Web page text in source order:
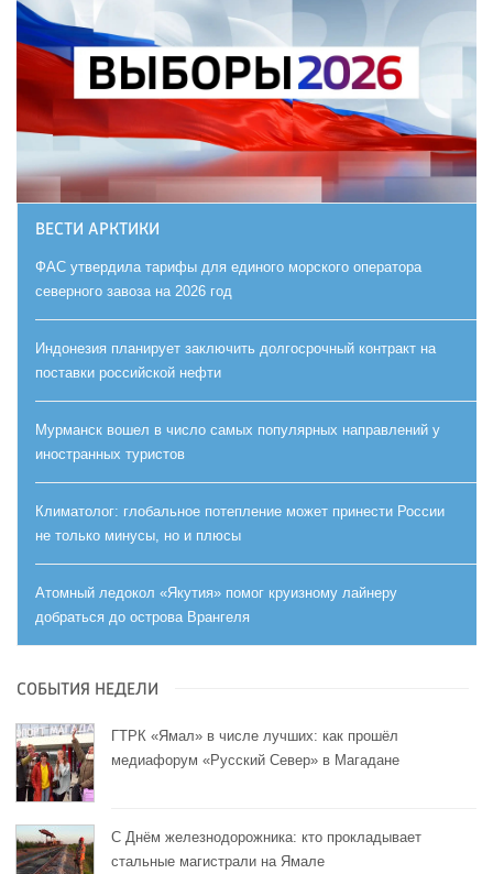
ВЕСТИ АРКТИКИ
ФАС утвердила тарифы для единого морского оператора
северного завоза на 2026 год
Индонезия планирует заключить долгосрочный контракт на
поставки российской нефти
Мурманск вошел в число самых популярных направлений у
иностранных туристов
Климатолог: глобальное потепление может принести России
не только минусы, но и плюсы
Атомный ледокол «Якутия» помог круизному лайнеру
добраться до острова Врангеля
СОБЫТИЯ НЕДЕЛИ
ГТРК «Ямал» в числе лучших: как прошёл
медиафорум «Русский Север» в Магадане
С Днём железнодорожника: кто прокладывает
стальные магистрали на Ямале